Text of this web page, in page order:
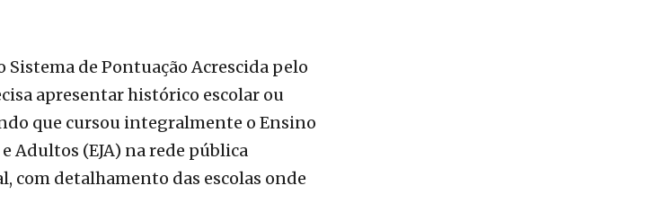
de Pontuação Acrescida pelo
que cursou integralmente o Ensino
Adultos (EJA) na rede pública
com detalhamento das escolas onde
pretenda obter aproveitamento de